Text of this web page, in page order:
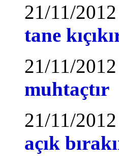
21/11/
tane
21/11/
muhtaçtır
21/11/
açık